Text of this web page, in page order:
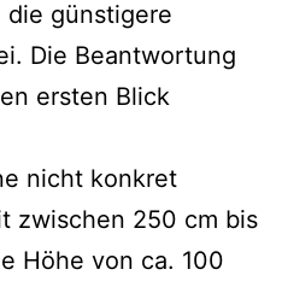
günstigere
Die Beantwortung
ersten Blick
nicht konkret
zwischen 250 cm bis
Höhe von ca. 100